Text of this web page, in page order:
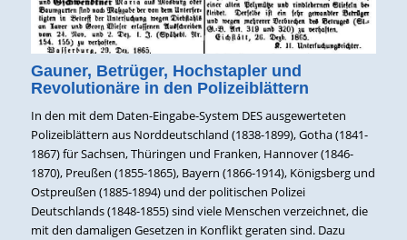
Gauner, Betrüger, Hochstapler und
Revolutionäre in den Polizeiblättern
In den mit dem Daten-Eingabe-System DES ausgewerteten
Polizeiblättern aus Norddeutschland (1838-1899), Gotha (1841-
1867) für Sachsen, Thüringen und Franken, Hannover (1846-
1870), Preußen (1855-1865), Bayern (1866-1914), Königsberg und
Ostpreußen (1885-1894) und der politischen Polizei
Deutschlands (1848-1855) sind viele Menschen verzeichnet, die
mit den damaligen Gesetzen in Konflikt geraten sind. Dazu